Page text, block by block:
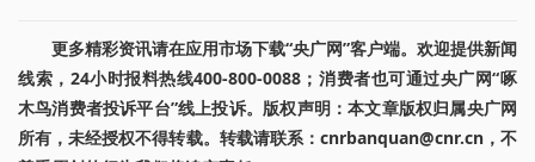
更多精彩资讯请在应用市场下载“央广网”客户端。欢迎提供新闻
线索，24小时报料热线400-800-0088；消费者也可通过央广网“啄
木鸟消费者投诉平台”线上投诉。版权声明：本文章版权归属央广网
所有，未经授权不得转载。转载请联系：cnrbanquan@cnr.cn，不